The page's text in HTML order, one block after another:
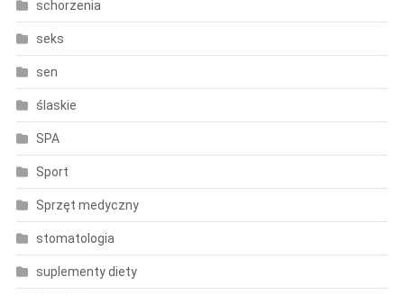
schorzenia
seks
sen
ślaskie
SPA
Sport
Sprzęt medyczny
stomatologia
suplementy diety